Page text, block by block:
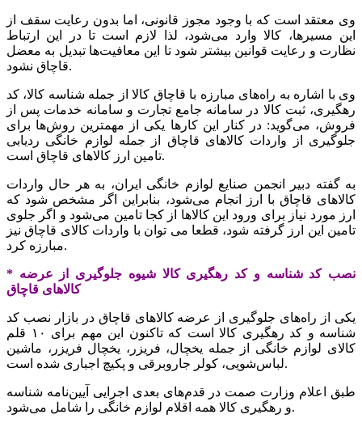
وی معتقد است که با وجود مجوز قانونی، اما بدون رعایت سقف از
این مسیرها، کالا وارد می‌شود، لذا لازم است تا در این ارتباط
نظارت و رعایت قوانین بیشتر شود تا این معافیت‌ها تبدیل به معضل
قاچاق نشود.
وی با اشاره به راه‌های مبارزه با قاچاق کالا از جمله شناسه کالا، کد
رهگیری، ثبت کالا در سامانه جامع تجارت و سامانه خدمات پس از
فروش، می‌گوید: ‌در کنار این کارها یکی از مهمترین روش‌ها برای
جلوگیری از واردات کالاهای قاچاق از جمله لوازم خانگی ردیابی
تامین ارز کالاهای قاچاق است.
به گفته دبیر انجمن صنایع لوازم خانگی ایران، به هر حال واردات
کالاهای قاچاق با ارز انجام می‌شود، بنابراین اگر مشخص شود که
ارز مورد نیاز برای ورود این کالاها از کجا تامین می‌شود و اگر جلوی
تامین این ارز گرفته شود، قطعا می توان با واردات کالای قاچاق نیز
مبارزه کرد.
* نصب کد شناسه و کد رهگیری کالا شیوه جلوگیری از عرضه
کالاهای قاچاق
یکی از راه‌های جلوگیری از عرضه کالاهای قاچاق در بازار نصب کد
شناسه و کد رهگیری کالا است که تاکنون این مهم برای ۱۰ قلم
کالای لوازم خانگی از جمله یخچال، فریزر، یخچال فریزر، ماشین
لباس‌شویی، کولر جاروبرقی و پکیچ اجباری شده است.
طبق اعلام وزارت صمت در قدم‌های بعدی اجرایی آیین‌نامه شناسه
و رهگیری کالا همه اقلام لوازم خانگی را شامل می‌شود.